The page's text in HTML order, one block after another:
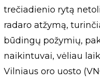
trečiadienio rytą
radaro atžymą,
būdingų požymių,
naikintuvai, vėliau
Vilniaus oro uosto